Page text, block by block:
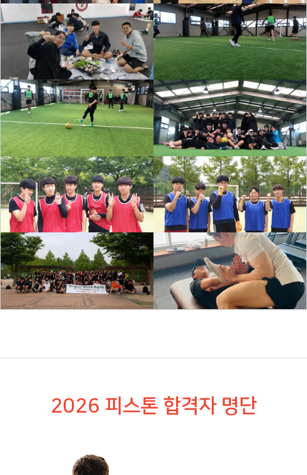
2026 피스톤 합격자 명단